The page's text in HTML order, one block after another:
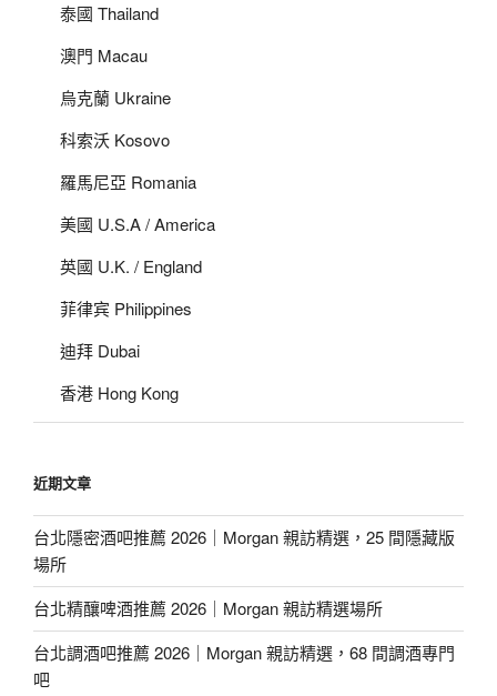
泰國 Thailand
澳門 Macau
烏克蘭 Ukraine
科索沃 Kosovo
羅馬尼亞 Romania
美國 U.S.A / America
英國 U.K. / England
菲律宾 Philippines
迪拜 Dubai
香港 Hong Kong
近期文章
台北隱密酒吧推薦 2026｜Morgan 親訪精選，25 間隱藏版
場所
台北精釀啤酒推薦 2026｜Morgan 親訪精選場所
台北調酒吧推薦 2026｜Morgan 親訪精選，68 間調酒專門
吧